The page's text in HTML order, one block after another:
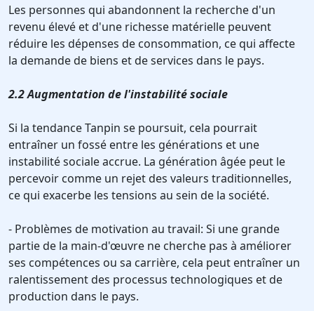
Les personnes qui abandonnent la recherche d'un
revenu élevé et d'une richesse matérielle peuvent
réduire les dépenses de consommation, ce qui affecte
la demande de biens et de services dans le pays.
2.2 Augmentation de l'instabilité sociale
Si la tendance Tanpin se poursuit, cela pourrait
entraîner un fossé entre les générations et une
instabilité sociale accrue. La génération âgée peut le
percevoir comme un rejet des valeurs traditionnelles,
ce qui exacerbe les tensions au sein de la société.
- Problèmes de motivation au travail: Si une grande
partie de la main-d'œuvre ne cherche pas à améliorer
ses compétences ou sa carrière, cela peut entraîner un
ralentissement des processus technologiques et de
production dans le pays.